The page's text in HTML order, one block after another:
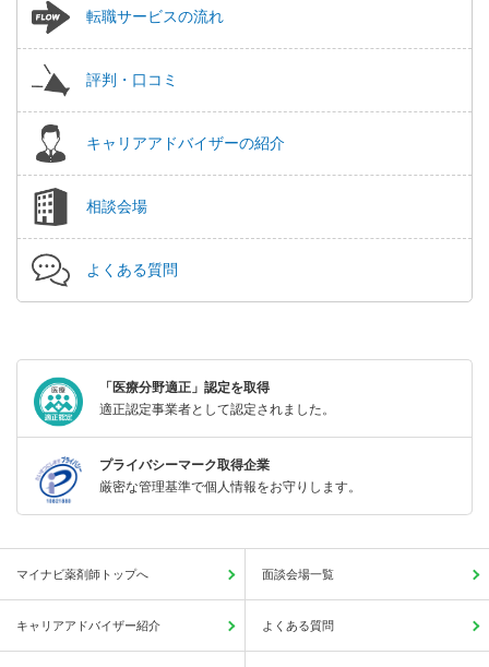
転職サービスの流れ
評判・口コミ
キャリアアドバイザーの紹介
相談会場
よくある質問
「医療分野適正」認定を取得
適正認定事業者として認定されました。
プライバシーマーク取得企業
厳密な管理基準で個人情報をお守りします。
マイナビ薬剤師トップへ 面談会場一覧
キャリアアドバイザー紹介 よくある質問